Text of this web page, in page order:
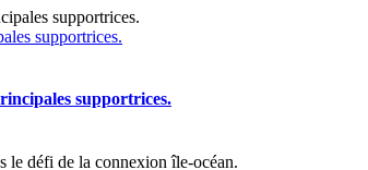
supportrices.
supportrices.